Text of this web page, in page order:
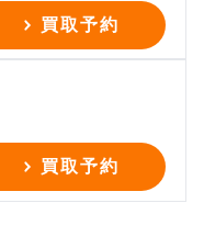
買取予約
買取予約